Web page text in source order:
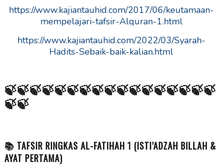
https://www.kajiantauhid.com/2017/06/keutamaan-
mempelajari-tafsir-Alquran-1.html
https://www.kajiantauhid.com/2022/03/Syarah-
Hadits-Sebaik-baik-kalian.html
🍃🍃🍃🍃🍃🍃🍃🍃🍃🍃🍃🍃🍃🍃🍃🍃🍃
🍃🍃
📚 TAFSIR RINGKAS AL-FATIHAH 1 (ISTI’ADZAH BILLAH &
AYAT PERTAMA)